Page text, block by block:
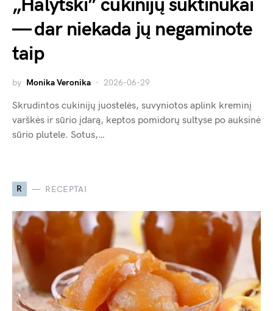
„Halytski” cukinijų suktinukai
— dar niekada jų negaminote
taip
by Monika Veronika 2026-06-29
Skrudintos cukinijų juostelės, suvyniotos aplink kreminį
varškės ir sūrio įdarą, keptos pomidorų sultyse po auksinė
sūrio plutele. Sotus,…
R RECEPTAI